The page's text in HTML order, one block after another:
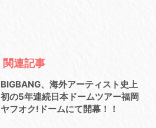
関連記事
BIGBANG、海外アーティスト史上
初の5年連続日本ドームツアー福岡
ヤフオク!ドームにて開幕！！